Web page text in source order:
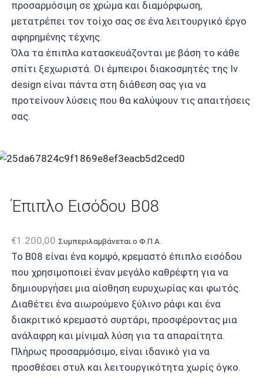
προσαρμόσιμη σε χρώμα και διαμόρφωση,
μετατρέπει τον τοίχο σας σε ένα λειτουργικό έργο
αφηρημένης τέχνης.
Όλα τα έπιπλα κατασκευάζονται με βάση το κάθε
σπίτι ξεχωριστά. Οι έμπειροι διακοσμητές της Iv
design είναι πάντα στη διάθεση σας για να
προτείνουν λύσεις που θα καλύψουν τις απαιτήσεις
σας.
Έπιπλο Εισόδου B08
€1.200,00 Συμπεριλαμβάνεται ο Φ.Π.Α.
Το B08 είναι ένα κομψό, κρεμαστό έπιπλο εισόδου
που χρησιμοποιεί έναν μεγάλο καθρέφτη για να
δημιουργήσει μια αίσθηση ευρυχωρίας και φωτός.
Διαθέτει ένα αιωρούμενο ξύλινο ράφι και ένα
διακριτικό κρεμαστό συρτάρι, προσφέροντας μια
ανάλαφρη και μίνιμαλ λύση για τα απαραίτητα.
Πλήρως προσαρμόσιμο, είναι ιδανικό για να
προσθέσει στυλ και λειτουργικότητα χωρίς όγκο.